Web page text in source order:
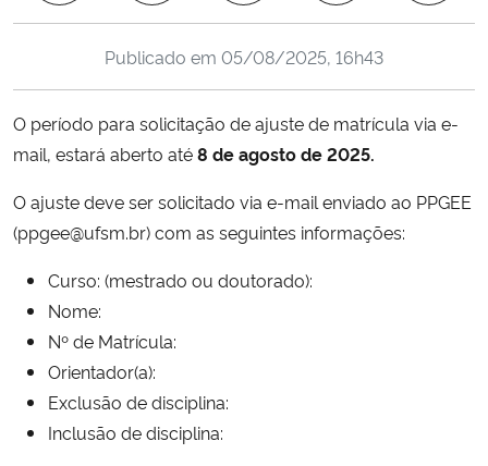
Ministério de Minas e Energia
Ministério do Meio Ambiente
Ministério do Turismo
Ministério do Desenvolvimento Regional
Publicado em 05/08/2025, 16h43
O período para solicitação de ajuste de matrícula via e-
mail, estará aberto até8 de agosto de 2025.
O ajuste deve ser solicitado via e-mail enviado ao PPGEE
(ppgee@ufsm.br) com as seguintes informações:
Curso: (mestrado ou doutorado):
Nome:
Nº de Matrícula:
Orientador(a):
Exclusão de disciplina:
Inclusão de disciplina: